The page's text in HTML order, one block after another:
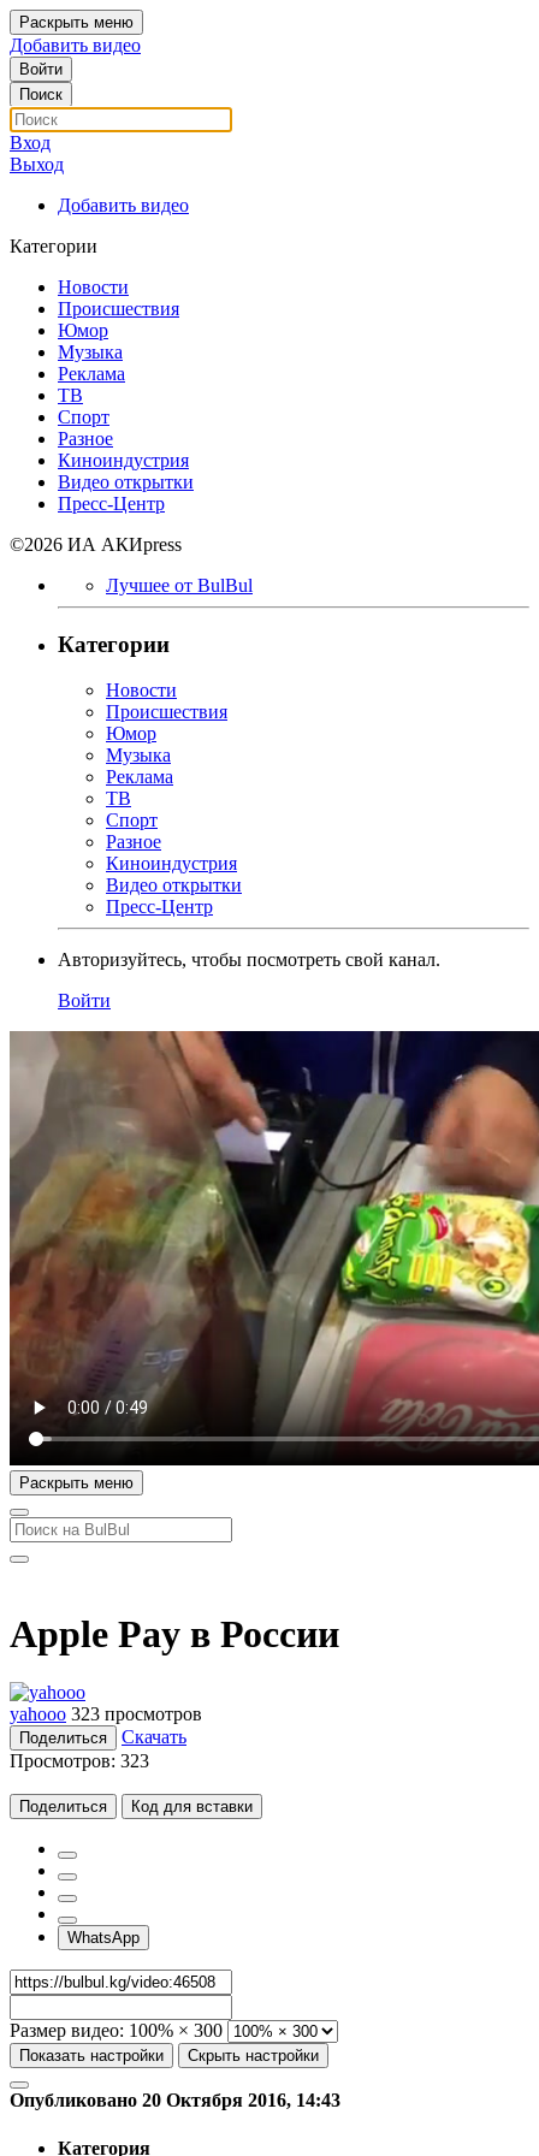
Раскрыть меню
Добавить видео
Войти
Поиск
Вход
Выход
Добавить видео
Категории
Новости
Происшествия
Юмор
Музыка
Реклама
ТВ
Спорт
Разное
Киноиндустрия
Видео открытки
Пресс-Центр
©2026 ИА АКИpress
Лучшее от BulBul
Категории
Новости
Происшествия
Юмор
Музыка
Реклама
ТВ
Спорт
Разное
Киноиндустрия
Видео открытки
Пресс-Центр
Авторизуйтесь, чтобы посмотреть свой канал.
Войти
Раскрыть меню
Apple Pay в России
yahooo 323 просмотров
Поделиться
Скачать
Просмотров: 323
Поделиться Код для вставки
WhatsApp
Размер видео: 100% × 300
Показать настройки Скрыть настройки
Опубликовано 20 Октября 2016, 14:43
Категория